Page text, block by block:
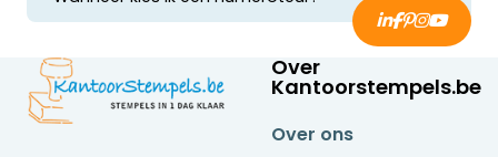
een vaste tekst samen met losse letters. Die blijft
is een speciale instelbare
stempel voor het automatisch nummeren van
documenten. U stelt zelf het startnummer in,
waarna het nummer automatisch oploopt. Bij
veel modellen kunt u het nummer ook vastzetten
wanneer u meerdere afdrukken met hetzelfde
Over
Kantoorstempels.be
Over ons